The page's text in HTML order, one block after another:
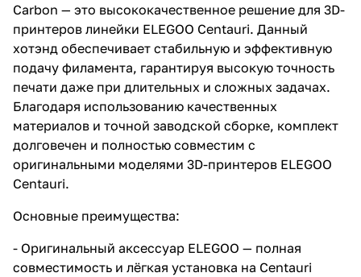
Carbon — это высококачественное решение для 3D-
принтеров линейки ELEGOO Centauri. Данный
хотэнд обеспечивает стабильную и эффективную
подачу филамента, гарантируя высокую точность
печати даже при длительных и сложных задачах.
Благодаря использованию качественных
материалов и точной заводской сборке, комплект
долговечен и полностью совместим с
оригинальными моделями 3D-принтеров ELEGOO
Centauri.
Основные преимущества:
- Оригинальный аксессуар ELEGOO — полная
совместимость и лёгкая установка на Centauri